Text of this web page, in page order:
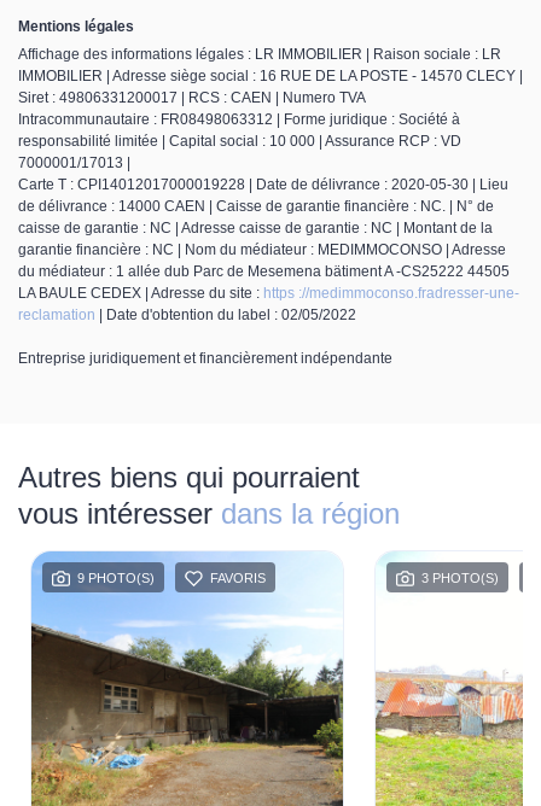
Mentions légales
Affichage des informations légales : LR IMMOBILIER | Raison sociale : LR
IMMOBILIER | Adresse siège social : 16 RUE DE LA POSTE - 14570 CLECY |
Siret : 49806331200017 | RCS : CAEN | Numero TVA
Intracommunautaire : FR08498063312 | Forme juridique : Société à
responsabilité limitée | Capital social : 10 000 | Assurance RCP : VD
7000001/17013 |
Carte T : CPI14012017000019228 | Date de délivrance : 2020-05-30 | Lieu
de délivrance : 14000 CAEN | Caisse de garantie financière : NC. | N° de
caisse de garantie : NC | Adresse caisse de garantie : NC | Montant de la
garantie financière : NC | Nom du médiateur : MEDIMMOCONSO | Adresse
du médiateur : 1 allée dub Parc de Mesemena bätiment A -CS25222 44505
LA BAULE CEDEX | Adresse du site : https ://medimmoconso.fradresser-une-
reclamation | Date d'obtention du label : 02/05/2022
Entreprise juridiquement et financièrement indépendante
Autres biens qui pourraient
vous intéresser dans la région
9 PHOTO(S) FAVORIS 3 PHOTO(S)